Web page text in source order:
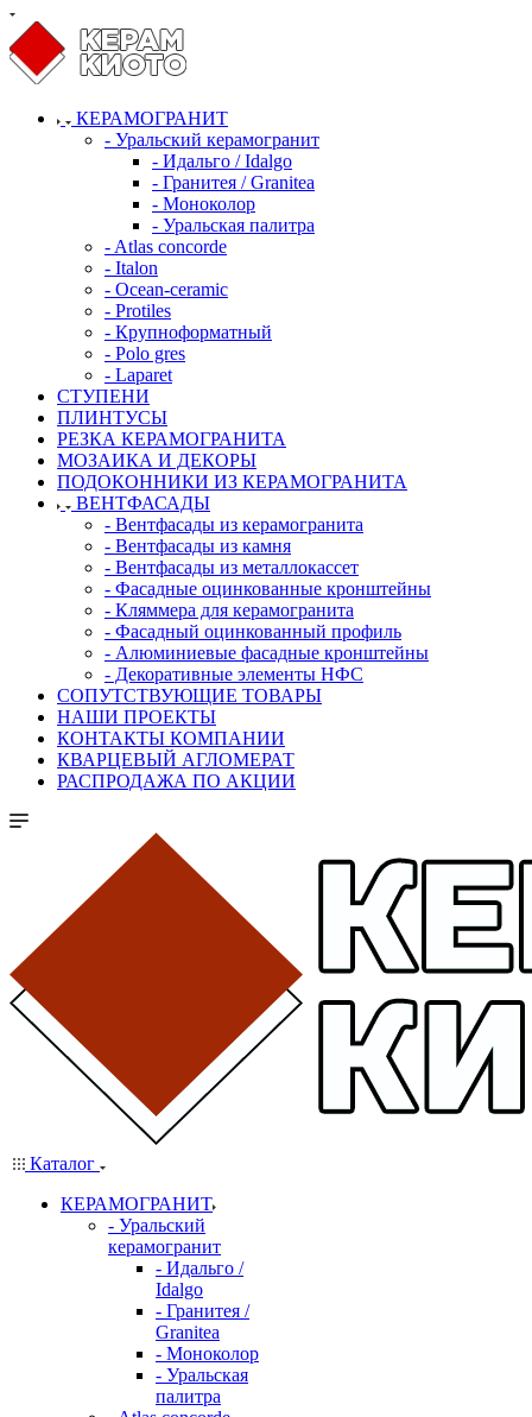
КЕРАМОГРАНИТ
- Уральский керамогранит
- Идальго / Idalgo
- Гранитея / Granitea
- Моноколор
- Уральская палитра
- Atlas concorde
- Italon
- Ocean-ceramic
- Protiles
- Крупноформатный
- Polo gres
- Laparet
СТУПЕНИ
ПЛИНТУСЫ
РЕЗКА КЕРАМОГРАНИТА
МОЗАИКА И ДЕКОРЫ
ПОДОКОННИКИ ИЗ КЕРАМОГРАНИТА
ВЕНТФАСАДЫ
- Вентфасады из керамогранита
- Вентфасады из камня
- Вентфасады из металлокассет
- Фасадные оцинкованные кронштейны
- Кляммера для керамогранита
- Фасадный оцинкованный профиль
- Алюминиевые фасадные кронштейны
- Декоративные элементы НФС
СОПУТСТВУЮЩИЕ ТОВАРЫ
НАШИ ПРОЕКТЫ
КОНТАКТЫ КОМПАНИИ
КВАРЦЕВЫЙ АГЛОМЕРАТ
РАСПРОДАЖА ПО АКЦИИ
Каталог
КЕРАМОГРАНИТ
- Уральский
керамогранит
- Идальго /
Idalgo
- Гранитея /
Granitea
- Моноколор
- Уральская
палитра